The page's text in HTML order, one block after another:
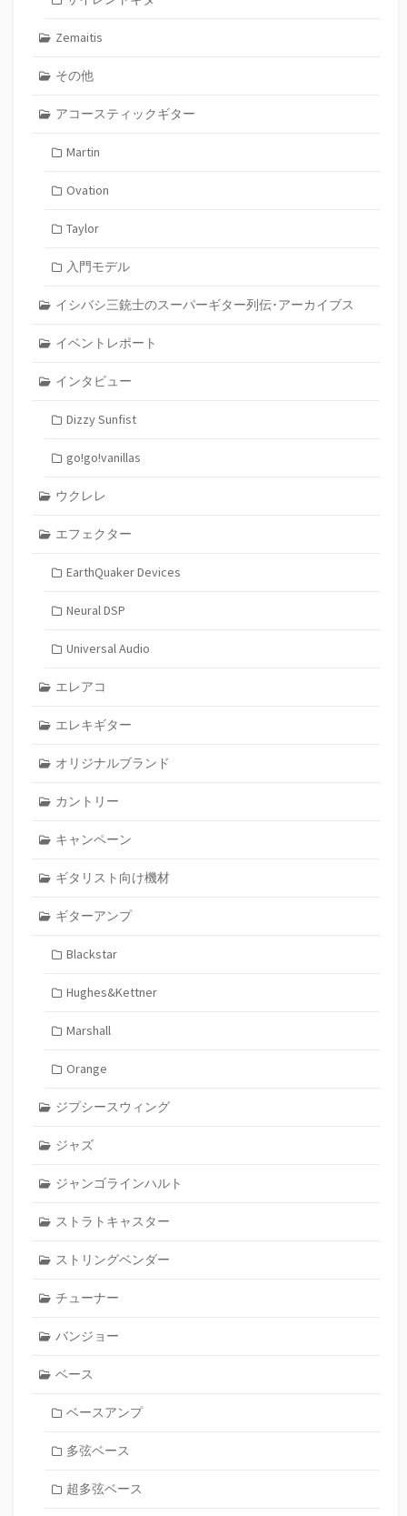
Zemaitis
その他
アコースティックギター
Martin
Ovation
Taylor
入門モデル
イシバシ三銃士のスーパーギター列伝･アーカイブス
イベントレポート
インタビュー
Dizzy Sunfist
go!go!vanillas
ウクレレ
エフェクター
EarthQuaker Devices
Neural DSP
Universal Audio
エレアコ
エレキギター
オリジナルブランド
カントリー
キャンペーン
ギタリスト向け機材
ギターアンプ
Blackstar
Hughes&Kettner
Marshall
Orange
ジプシースウィング
ジャズ
ジャンゴラインハルト
ストラトキャスター
ストリングベンダー
チューナー
バンジョー
ベース
ベースアンプ
多弦ベース
超多弦ベース